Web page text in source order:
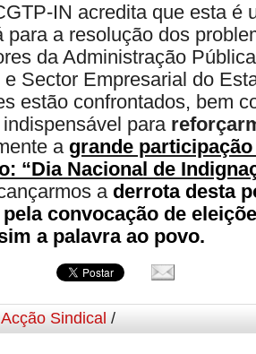
IN acredita que esta é
para a resolução dos
da Administração
Sector Empresarial do
estão confrontados, bem
para
a grande
“Dia Nacional de
a derrota desta
convocação de
a palavra ao povo.
Acção Sindical /